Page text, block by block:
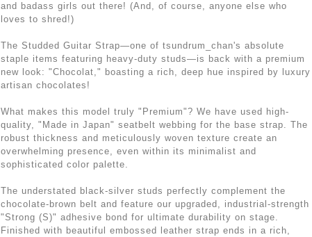
and badass girls out there! (And, of course, anyone else who
loves to shred!)
The Studded Guitar Strap—one of tsundrum_chan's absolute
staple items featuring heavy-duty studs—is back with a premium
new look: "Chocolat," boasting a rich, deep hue inspired by luxury
artisan chocolates!
What makes this model truly "Premium"? We have used high-
quality, "Made in Japan" seatbelt webbing for the base strap. The
robust thickness and meticulously woven texture create an
overwhelming presence, even within its minimalist and
sophisticated color palette.
The understated black-silver studs perfectly complement the
chocolate-brown belt and feature our upgraded, industrial-strength
"Strong (S)" adhesive bond for ultimate durability on stage.
Finished with beautiful embossed leather strap ends in a rich,